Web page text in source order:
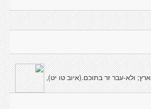
ולא-עבר זר בתוכם.(איוב טו יט),